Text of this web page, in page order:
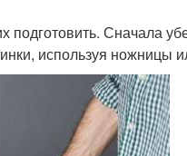
Сначала
используя ножницы